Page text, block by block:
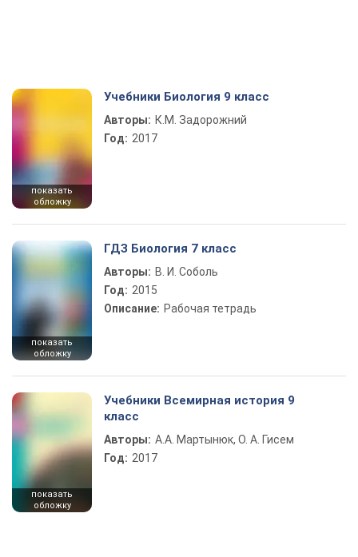
показать
обложку
Учебники Биология 9 класс
Авторы: К.М. Задорожний
Год: 2017
показать
обложку
ГДЗ Биология 7 класс
Авторы: В. И. Соболь
Год: 2015
Описание: Рабочая тетрадь
показать
обложку
Учебники Всемирная история 9
класс
Авторы: А.А. Мартынюк, О. А. Гисем
Год: 2017